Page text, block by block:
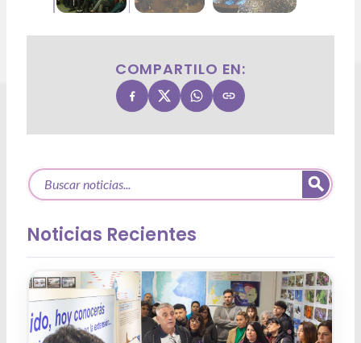
COMPARTILO EN:
Noticias Recientes